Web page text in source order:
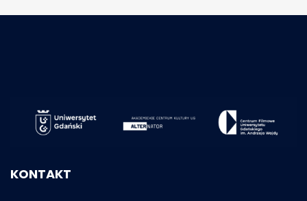
KONTAKT